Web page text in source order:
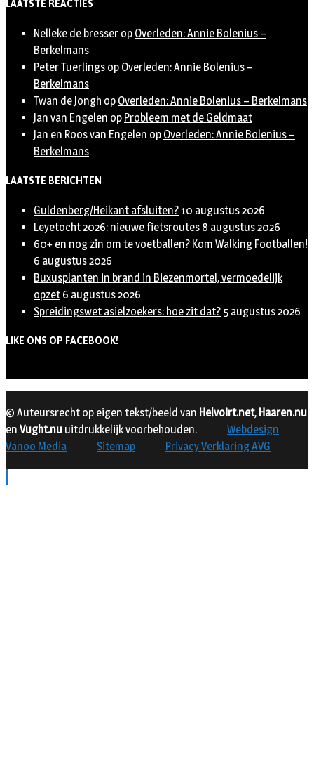
LAATSTE REACTIES
Nelleke de bresser op Overleden: Annie Bolenius –
Berkelmans
Peter Tuerlings op Overleden: Annie Bolenius –
Berkelmans
Twan de Jongh op Overleden: Annie Bolenius – Berkelmans
Jan van Engelen op Probleem met de Geldmaat
Jan en Roos van Engelen op Overleden: Annie Bolenius –
Berkelmans
LAATSTE BERICHTEN
Guldenberg/Heikant afsluiten?10 augustus 2026
Leyetocht 2026: nieuwe fietsroutes 8 augustus 2026
60+ en nog zin om te voetballen? Kom Walking Footballen!
6 augustus 2026
Buxusplanten in brand in Biezenmortel, vermoedelijk
opzet 6 augustus 2026
Spreidingswet asielzoekers: hoe zit dat? 5 augustus 2026
LIKE ONS OP FACEBOOK!
© Auteursrecht op eigen tekst/beeld van Helvoirt.net, Haaren.nu
en Vught.nu uitdrukkelijk voorbehouden.
Webdesign
Vanoo Media
Sitemap Privacy Verklaring AVG